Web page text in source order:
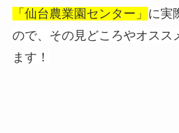
「仙台農業園センター」 に実
ので、その見どころやオスス
ます！